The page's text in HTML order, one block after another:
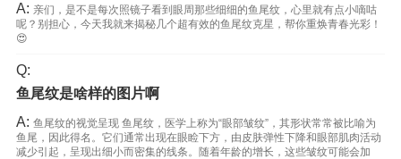
A: 亲们，是不是每次照镜子看到眼周那些细细的鱼尾纹，心里就有点小嘀咕
呢？别担心，今天我就来揭秘几个超有效的鱼尾纹克星，帮你重焕青春光彩！
😍
Q:
鱼尾纹是啥样的图片啊
A: 鱼尾纹的视觉呈现 鱼尾纹，医学上称为“眼部皱纹”，其形状常常被比喻为
鱼尾，因此得名。它们通常出现在眼睑下方，由皮肤弹性下降和眼部肌肉活动
减少引起，呈现出细小而密集的线条。随着年龄的增长，这些皱纹可能会加